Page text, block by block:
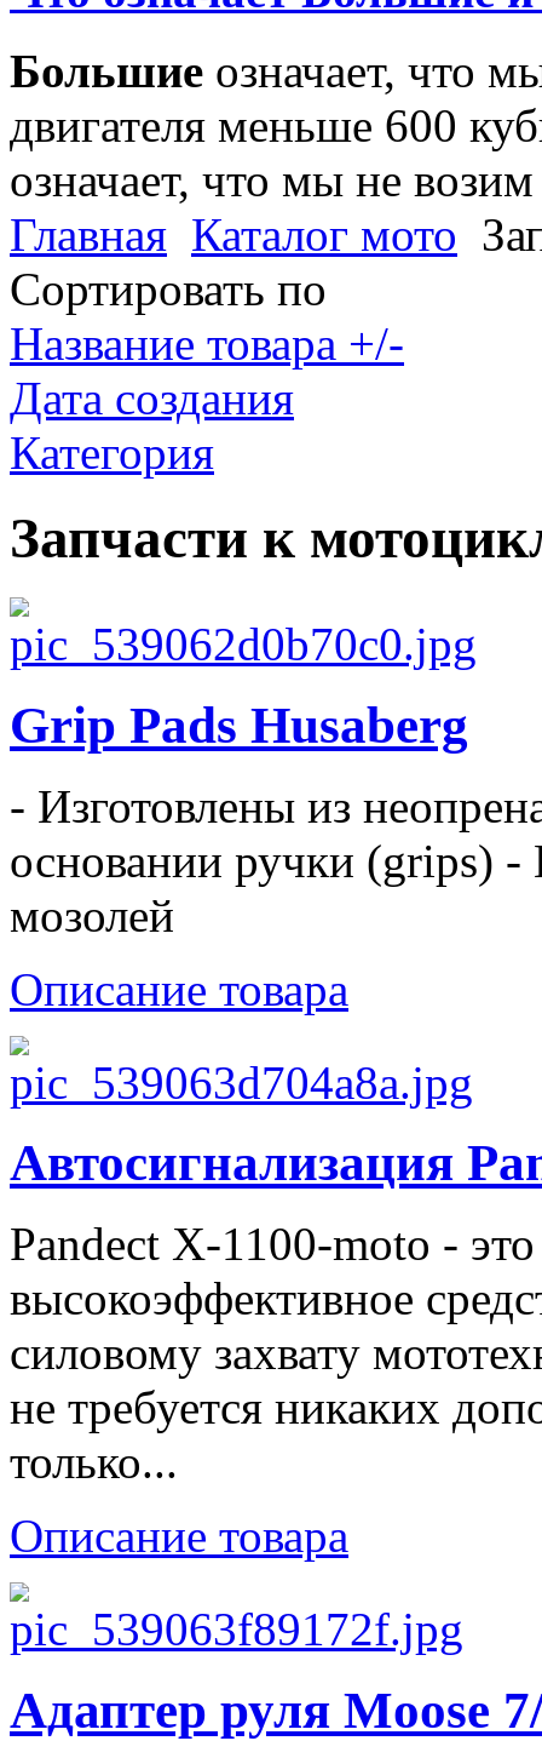
Большие означает, что
двигателя меньше 600
означает, что мы не
Главная Каталог мото
Сортировать по
Название товара +/-
Дата создания
Категория
Запчасти к
Grip Pads Husaberg
- Изготовлены из
основании ручки (grips)
мозолей
Описание товара
Автосигнализация
Pandect X-1100-moto -
высокоэффективное
силовому захвату
не требуется никаких
только...
Описание товара
Адаптер руля Moose